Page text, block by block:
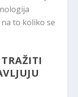
to koliko se